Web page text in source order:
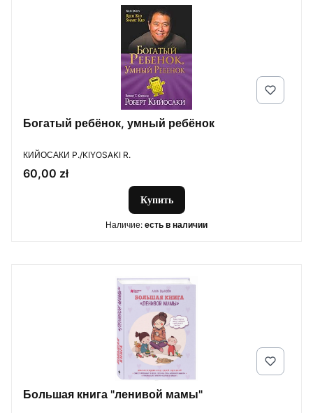
Богатый ребёнок, умный ребёнок
ПРОИЗВОДИТЕЛЬ
КИЙОСАКИ P./KIYOSAKI R.
Цена
60,00 zł
Купить
Наличие: есть в наличии
Большая книга "ленивой мамы"